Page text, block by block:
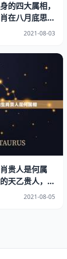
还是找找别的
贴五行八卦福，
、开泰之法，
的四大属相，
在八月底思路
各种问题都能
2021-08-03
贵人是何属
天乙贵人，是
2021-08-05